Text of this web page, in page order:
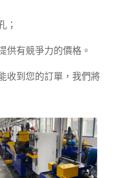
；
供有競爭力的價格。
收到您的訂單，我們將